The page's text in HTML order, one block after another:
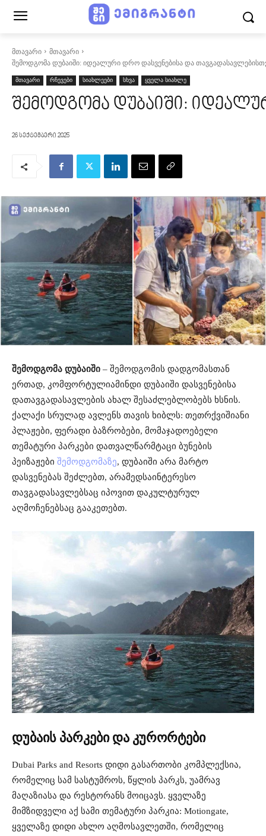
მთავარი
მთავარი
შემოდგომა დუბაიში: იდეალური დრო დასვენებისა და
მთავარი რჩევები სიახლეები სხვა ყველა სიახლე
შემოდგომა დუბაიში:
26 სექტემბერი 2025
შემოდგომა დუბაიში – შემოდგომის დადგომასთან
ერთად, კომფორტულიამინდი დუბაიში დასვენებისა
დათავგადასავლების ახალ შესაძლებლობებს ხსნის.
ქალაქი სრულად ავლენს თავის ხიბლს: თეთრქვიშიანი
პლაჟები, ფერადი ბაზრობები, მომაჯადოებელი
თემატური პარკები დათვალწარმტაცი ბუნების
პეიზაჟები შემოდგომაზე, დუბაიში არა მარტო
დასვენებას შეძლებთ, არამედსაინტერესო
თავგადასავლებსაც იპოვით დაკულტურულ
აღმოჩენებსაც გააკეთებთ.
დუბაის პარკები და კურორტები
Dubai Parks and Resorts დიდი გასართობი კომპლექსია,
რომელიც სამ სასტუმროს, წყლის პარკს, უამრავ
მაღაზიასა და რესტორანს მოიცავს. ყველაზე
მიმზიდველი აქ სამი თემატური პარკია: Motiongate,
ყველაზე დიდი ახლო აღმოსავლეთში, რომელიც